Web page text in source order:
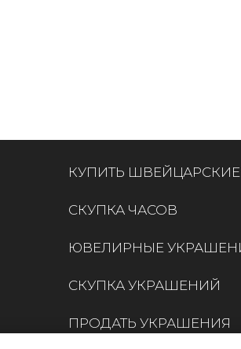
КУПИТЬ
СКУПКА ЧАСОВ
ЮВЕЛИРНЫЕ
СКУПКА УКРАШЕНИЙ
ПРОДАТЬ УКРАШЕНИЯ